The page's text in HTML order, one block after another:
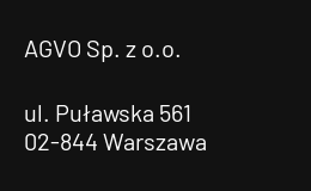
AGVO Sp. z o.o.
ul. Puławska 561
02-844 Warszawa